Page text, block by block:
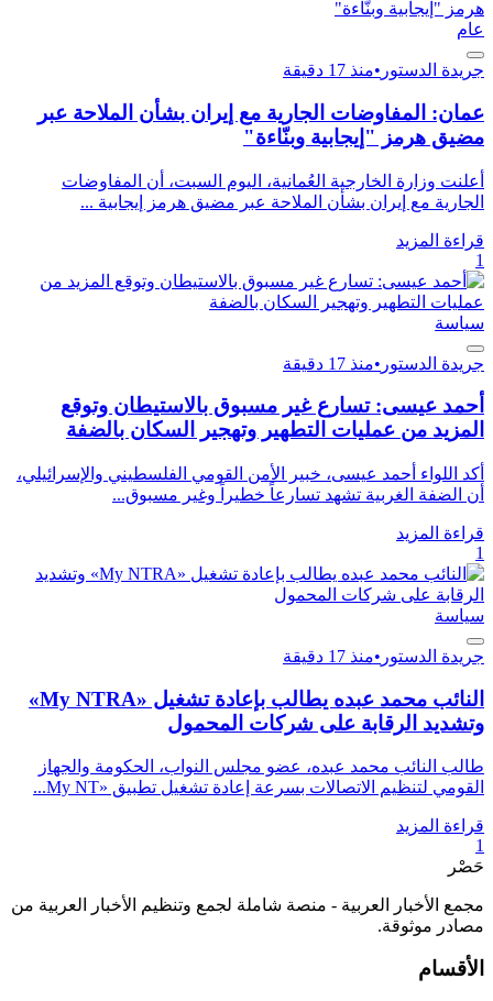
عام
جريدة الدستور •منذ 17 دقيقة
عمان: المفاوضات الجارية مع إيران بشأن الملاحة عبر
مضيق هرمز "إيجابية وبنّاءة"
أعلنت وزارة الخارجية العُمانية، اليوم السبت، أن المفاوضات
الجارية مع إيران بشأن الملاحة عبر مضيق هرمز إيجابية ...
قراءة المزيد
1
سياسة
جريدة الدستور •منذ 17 دقيقة
أحمد عيسى: تسارع غير مسبوق بالاستيطان وتوقع
المزيد من عمليات التطهير وتهجير السكان بالضفة
أكد اللواء أحمد عيسى، خبير الأمن القومي الفلسطيني والإسرائيلي،
أن الضفة الغربية تشهد تسارعاً خطيراً وغير مسبوق...
قراءة المزيد
1
سياسة
جريدة الدستور •منذ 17 دقيقة
النائب محمد عبده يطالب بإعادة تشغيل «My NTRA»
وتشديد الرقابة على شركات المحمول
طالب النائب محمد عبده، عضو مجلس النواب، الحكومة والجهاز
القومي لتنظيم الاتصالات بسرعة إعادة تشغيل تطبيق «My NT...
قراءة المزيد
1
حَصْر
مجمع الأخبار العربية - منصة شاملة لجمع وتنظيم الأخبار العربية من
مصادر موثوقة.
الأقسام